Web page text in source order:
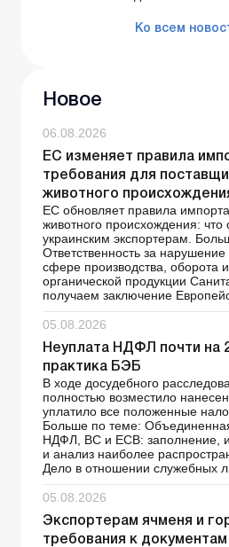
Ко всем
Новое
06.08.2026
ЕС изменяет правила
требования для
животного
ЕС обновляет правила
животного происхождения: что
украинским экспортерам.
Ответственность за нарушение
сфере производства, оборота
органической продукции
получаем заключение
05.08.2026
Неуплата НДФЛ почти на
практика БЭБ
В ходе досудебного
полностью возместило
уплатило все положенные
Больше по теме:
НДФЛ, ВС и ЕСВ: заполнение,
и анализ наиболее
Дело в отношении служебных
05.08.2026
Экспортерам ячменя и
требования к